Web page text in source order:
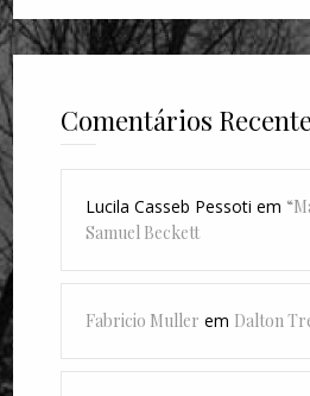
Comentários
Lucila Casseb Pessoti em
Samuel Beckett
Fabricio Muller em Dalton